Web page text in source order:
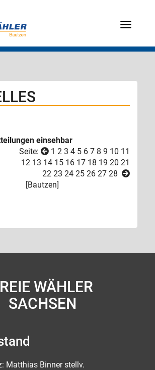
Menü
einsehbar
Seite: 1 2 3 4 5 6 7 8 9 10 11
12 13 14 15 16 17 18 19 20 21
22 23 24 25 26 27 28
[Bautzen]
WÄHLER
SACHSEN
Matthias Binner stellv.